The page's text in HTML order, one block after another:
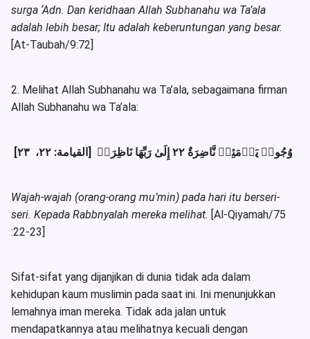
surga ‘Adn. Dan keridhaan Allah Subhanahu wa Ta’ala
adalah lebih besar; Itu adalah keberuntungan yang besar.
[At-Taubah/9:72]
2. Melihat Allah Subhanahu wa Ta’ala, sebagaimana firman
Allah Subhanahu wa Ta’ala:
Wajah-wajah (orang-orang mu’min) pada hari itu berseri-
seri. Kepada Rabbnyalah mereka melihat. [Al-Qiyamah/75
:22-23]
Sifat-sifat yang dijanjikan di dunia tidak ada dalam
kehidupan kaum muslimin pada saat ini. Ini menunjukkan
lemahnya iman mereka. Tidak ada jalan untuk
mendapatkannya atau melihatnya kecuali dengan